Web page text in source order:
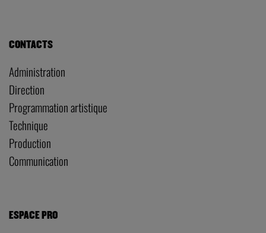
CONTACTS
Administration
Direction
Programmation artistique
Technique
Production
Communication
ESPACE PRO